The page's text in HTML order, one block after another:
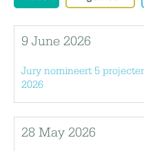
9 June 2026
Jury nomineert 5
2026
28 May 2026